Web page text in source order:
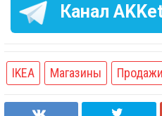
Канал
IKEA Магазины Продажи